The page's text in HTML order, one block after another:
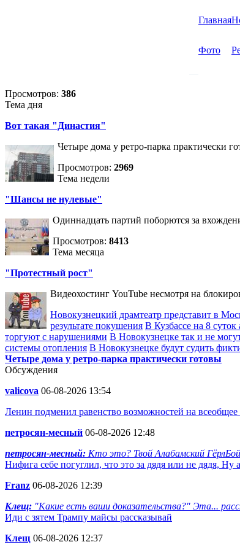
Главная
Фото
Просмотров: 386
Тема дня
Вот такая "Династия"
Четыре дома у ретро-парка практически
Просмотров: 2969
Тема недели
"Шансы не нулевые"
Одиннадцать партий поборются за
Просмотров: 8413
Тема месяца
"Протестный рост"
Видеохостинг YouTube несмотря на
Новокузнецкий драмтеатр представит в
результате покушения В Кузбассе на 8
торгуют с нарушениями В Новокузнецке так и не
системы отопления В Новокузнецке будут судить
Четыре дома у ретро-парка практически готовы
Обсуждения
valicova 06-08-2026 13:54
Ленин подменил равенство возможностей на всеобщее
петросян-месный 06-08-2026 12:48
петросян-месный: Кто это? Твой Алабамский
Нифига себе погуглил, что это за дядя или не дядя,
Franz 06-08-2026 12:39
Клещ: "Какие есть ваши доказательства?" Эта...
Иди с зятем Трампу майсы рассказывай
Клещ 06-08-2026 12:37